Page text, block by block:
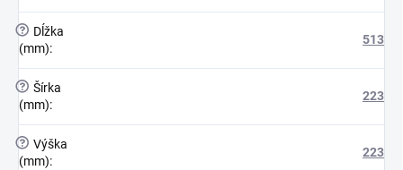
?
Dĺžka
(mm):
513
? Šírka
(mm):
223
? Výška
(mm):
223